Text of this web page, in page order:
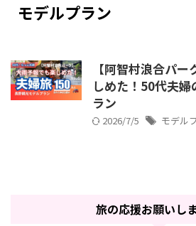
モデルプラン
【阿智村浪合パ
しめた！50代夫
ラン
2026/7/5 モデル
旅の応援お願いし